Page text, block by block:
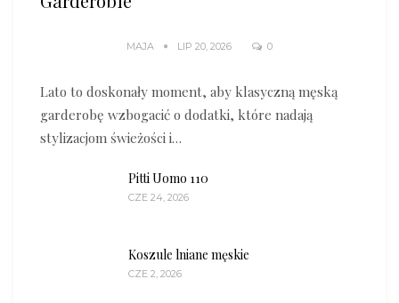
MAJA LIP 20, 2026 0
Lato to doskonały moment, aby klasyczną męską
garderobę wzbogacić o dodatki, które nadają
stylizacjom świeżości i…
Pitti Uomo 110
CZE 24, 2026
Koszule lniane męskie
CZE 2, 2026